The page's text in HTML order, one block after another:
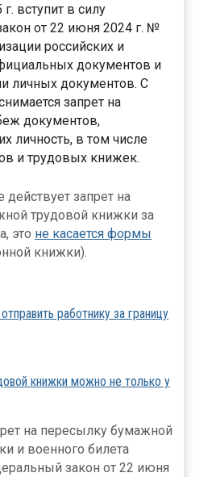
вступит в силу
от 22 июня 2024 г. №
российских и
документов и
личных документов. С
запрет на
документов,
личность, в том числе
и трудовых книжек.
действует запрет на
трудовой книжки за
это не касается формы
книжки).
работнику за границу
книжки можно не только у
на пересылку бумажной
и военного билета
закон от 22 июня